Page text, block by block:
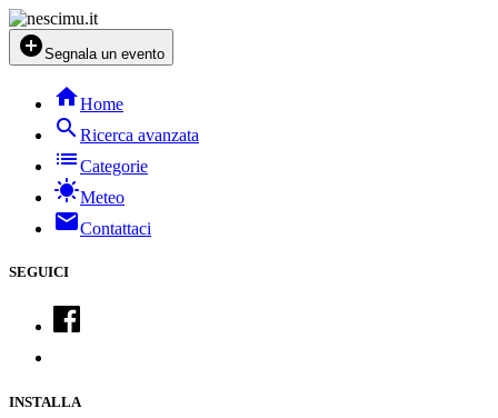
add_circleSegnala un evento
homeHome
searchRicerca avanzata
listCategorie
sunnyMeteo
mailContattaci
SEGUICI
INSTALLA